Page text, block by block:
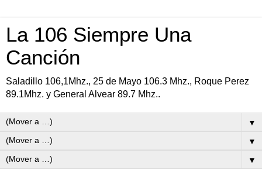
La 106 Siempre Una
Canción
Saladillo 106,1Mhz., 25 de Mayo 106.3 Mhz., Roque Perez
89.1Mhz. y General Alvear 89.7 Mhz..
▼
▼
▼